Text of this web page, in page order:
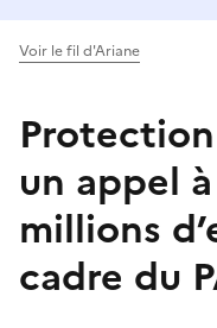
Voir le fil d'Ariane
un appel
millions
cadre du